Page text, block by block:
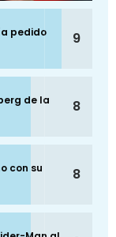
pedido
9
de la
8
con su
8